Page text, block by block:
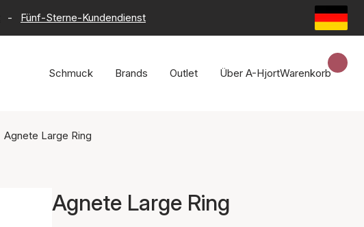
- Fünf-Sterne-Kundendienst
Schmuck Brands Outlet Über A-HjortWarenkorb
Agnete Large Ring
Agnete Large Ring